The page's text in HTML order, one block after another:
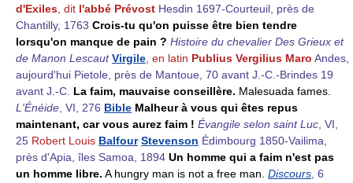
d'Exiles, dit l'abbé Prévost Hesdin 1697-Courteuil, près de
Chantilly, 1763 Crois-tu qu'on puisse être bien tendre
lorsqu'on manque de pain ? Histoire du chevalier Des Grieux et
de Manon Lescaut Virgile, en latin Publius Vergilius Maro Andes,
aujourd'hui Pietole, près de Mantoue, 70 avant J.-C.-Brindes 19
avant J.-C. La faim, mauvaise conseillère. Malesuada fames.
L'Énéide, VI, 276 Bible Malheur à vous qui êtes repus
maintenant, car vous aurez faim ! Évangile selon saint Luc, VI,
25 Robert Louis Balfour Stevenson Édimbourg 1850-Vailima,
près d'Apia, îles Samoa, 1894 Un homme qui a faim n'est pas
un homme libre. A hungry man is not a free man. Discours, 6